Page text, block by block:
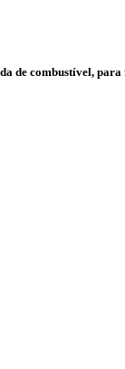
de combustível,